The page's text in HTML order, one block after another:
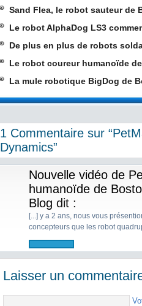
Sand Flea, le robot sauteur de
Le robot AlphaDog LS3
De plus en plus de robots
Le robot coureur humanoïde
La mule robotique BigDog de
1 Commentaire sur
Dynamics”
Nouvelle vidéo de
humanoïde de
Blog dit :
[...] y a 2 ans, nous vous
concepteurs que les robot
Laisser un